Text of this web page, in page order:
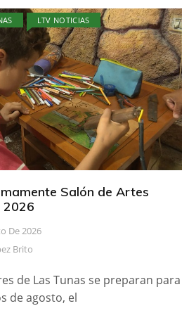
LTV NOTICIAS
Salón de Artes
2026
De 2026
Brito
de Las Tunas se preparan para
de agosto, el